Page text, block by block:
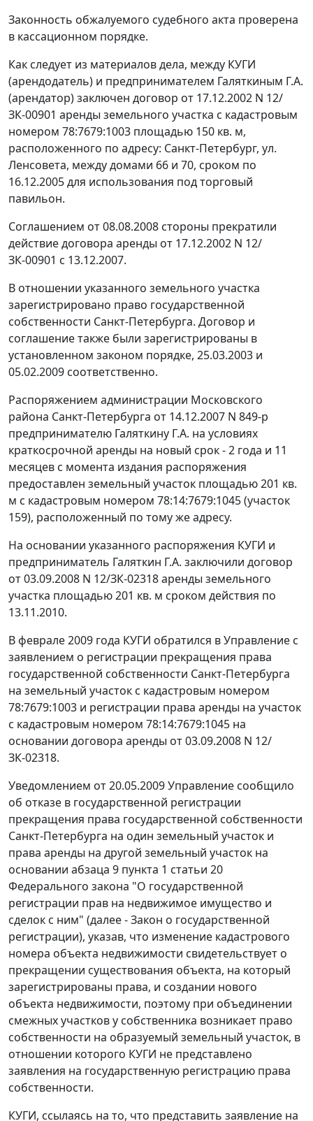
Законность обжалуемого судебного акта проверена
в кассационном порядке.
Как следует из материалов дела, между КУГИ
(арендодатель) и предпринимателем Галяткиным Г.А.
(арендатор) заключен договор от 17.12.2002 N 12/
ЗК-00901 аренды земельного участка с кадастровым
номером 78:7679:1003 площадью 150 кв. м,
расположенного по адресу: Санкт-Петербург, ул.
Ленсовета, между домами 66 и 70, сроком по
16.12.2005 для использования под торговый
павильон.
Соглашением от 08.08.2008 стороны прекратили
действие договора аренды от 17.12.2002 N 12/
ЗК-00901 с 13.12.2007.
В отношении указанного земельного участка
зарегистрировано право государственной
собственности Санкт-Петербурга. Договор и
соглашение также были зарегистрированы в
установленном законом порядке, 25.03.2003 и
05.02.2009 соответственно.
Распоряжением администрации Московского
района Санкт-Петербурга от 14.12.2007 N 849-р
предпринимателю Галяткину Г.А. на условиях
краткосрочной аренды на новый срок - 2 года и 11
месяцев с момента издания распоряжения
предоставлен земельный участок площадью 201 кв.
м с кадастровым номером 78:14:7679:1045 (участок
159), расположенный по тому же адресу.
На основании указанного распоряжения КУГИ и
предприниматель Галяткин Г.А. заключили договор
от 03.09.2008 N 12/ЗК-02318 аренды земельного
участка площадью 201 кв. м сроком действия по
13.11.2010.
В феврале 2009 года КУГИ обратился в Управление с
заявлением о регистрации прекращения права
государственной собственности Санкт-Петербурга
на земельный участок с кадастровым номером
78:7679:1003 и регистрации права аренды на участок
с кадастровым номером 78:14:7679:1045 на
основании договора аренды от 03.09.2008 N 12/
ЗК-02318.
Уведомлением от 20.05.2009 Управление сообщило
об отказе в государственной регистрации
прекращения права государственной собственности
Санкт-Петербурга на один земельный участок и
права аренды на другой земельный участок на
основании абзаца 9 пункта 1 статьи 20
Федерального закона "О государственной
регистрации прав на недвижимое имущество и
сделок с ним" (далее - Закон о государственной
регистрации), указав, что изменение кадастрового
номера объекта недвижимости свидетельствует о
прекращении существования объекта, на который
зарегистрированы права, и создании нового
объекта недвижимости, поэтому при объединении
смежных участков у собственника возникает право
собственности на образуемый земельный участок, в
отношении которого КУГИ не представлено
заявления на государственную регистрацию права
собственности.
КУГИ, ссылаясь на то, что представить заявление на